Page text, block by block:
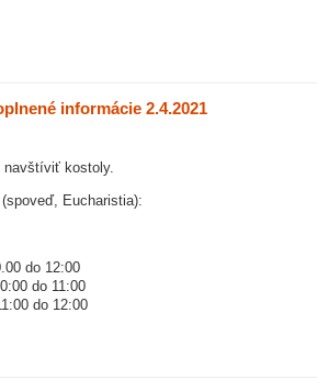
informácie 2.4.2021
navštíviť kostoly.
Eucharistia):
do 12:00
do 11:00
do 12:00